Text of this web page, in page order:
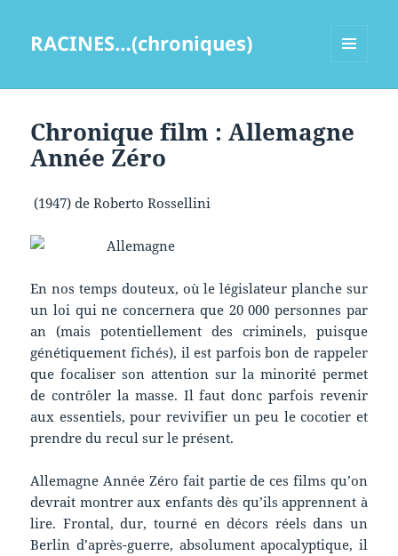
RACINES…(chroniques)
Chronique film : Allemagne
Année Zéro
(1947) de Roberto Rossellini
En nos temps douteux, où le législateur planche sur
un loi qui ne concernera que 20 000 personnes par
an (mais potentiellement des criminels, puisque
génétiquement fichés), il est parfois bon de rappeler
que focaliser son attention sur la minorité permet
de contrôler la masse. Il faut donc parfois revenir
aux essentiels, pour revivifier un peu le cocotier et
prendre du recul sur le présent.
Allemagne Année Zéro fait partie de ces films qu’on
devrait montrer aux enfants dès qu’ils apprennent à
lire. Frontal, dur, tourné en décors réels dans un
Berlin d’après-guerre, absolument apocalyptique, il